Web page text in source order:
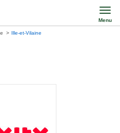
Menu
Ille-et-Vilaine